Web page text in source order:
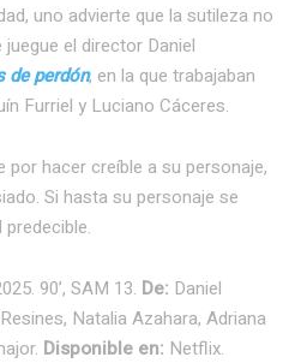
uno advierte que la sutileza no
el director Daniel
de perdón, en la que trabajaban
Furriel y Luciano Cáceres.
por hacer creíble a su personaje,
Si hasta su personaje se
90’, SAM 13. De: Daniel
Natalia Azahara, Adriana
Disponible en: Netflix.